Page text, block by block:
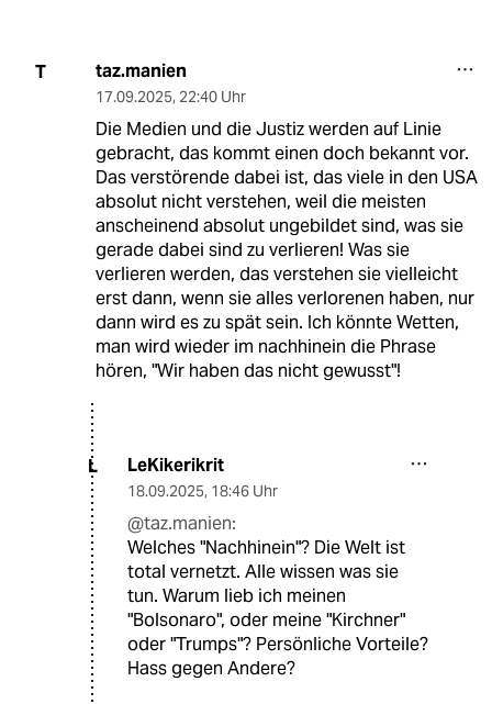
T taz.manien
17.09.2025, 22:40 Uhr
Die Medien und die Justiz werden auf Linie
gebracht, das kommt einen doch bekannt vor.
Das verstörende dabei ist, das viele in den USA
absolut nicht verstehen, weil die meisten
anscheinend absolut ungebildet sind, was sie
gerade dabei sind zu verlieren! Was sie
verlieren werden, das verstehen sie vielleicht
erst dann, wenn sie alles verlorenen haben, nur
dann wird es zu spät sein. Ich könnte Wetten,
man wird wieder im nachhinein die Phrase
hören, "Wir haben das nicht gewusst"!
L LeKikerikrit
18.09.2025, 18:46 Uhr
@taz.manien:
Welches "Nachhinein"? Die Welt ist
total vernetzt. Alle wissen was sie
tun. Warum lieb ich meinen
"Bolsonaro", oder meine "Kirchner"
oder "Trumps"? Persönliche Vorteile?
Hass gegen Andere?